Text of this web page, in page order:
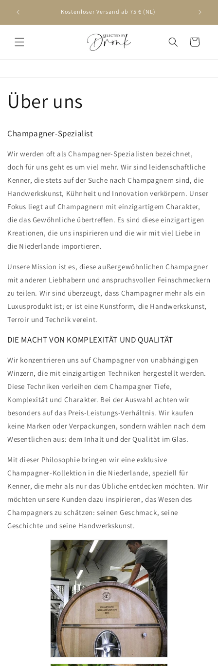
zum
Werktags vor 16:00 Uhr bestellt, am nächsten Tag
geliefert
Warenkorb
Über uns
Champagner-Spezialist
Wir werden oft als Champagner-Spezialisten bezeichnet,
doch für uns geht es um viel mehr. Wir sind leidenschaftliche
Kenner, die stets auf der Suche nach Champagnern sind, die
Handwerkskunst, Kühnheit und Innovation verkörpern. Unser
Fokus liegt auf Champagnern mit einzigartigem Charakter,
die das Gewöhnliche übertreffen. Es sind diese einzigartigen
Kreationen, die uns inspirieren und die wir mit viel Liebe in
die Niederlande importieren.
Unsere Mission ist es, diese außergewöhnlichen Champagner
mit anderen Liebhabern und anspruchsvollen Feinschmeckern
zu teilen. Wir sind überzeugt, dass Champagner mehr als ein
Luxusprodukt ist; er ist eine Kunstform, die Handwerkskunst,
Terroir und Technik vereint.
DIE MACHT VON KOMPLEXITÄT UND QUALITÄT
Wir konzentrieren uns auf Champagner von unabhängigen
Winzern, die mit einzigartigen Techniken hergestellt werden.
Diese Techniken verleihen dem Champagner Tiefe,
Komplexität und Charakter. Bei der Auswahl achten wir
besonders auf das Preis-Leistungs-Verhältnis. Wir kaufen
keine Marken oder Verpackungen, sondern wählen nach dem
Wesentlichen aus: dem Inhalt und der Qualität im Glas.
Mit dieser Philosophie bringen wir eine exklusive
Champagner-Kollektion in die Niederlande, speziell für
Kenner, die mehr als nur das Übliche entdecken möchten. Wir
möchten unsere Kunden dazu inspirieren, das Wesen des
Champagners zu schätzen: seinen Geschmack, seine
Geschichte und seine Handwerkskunst.